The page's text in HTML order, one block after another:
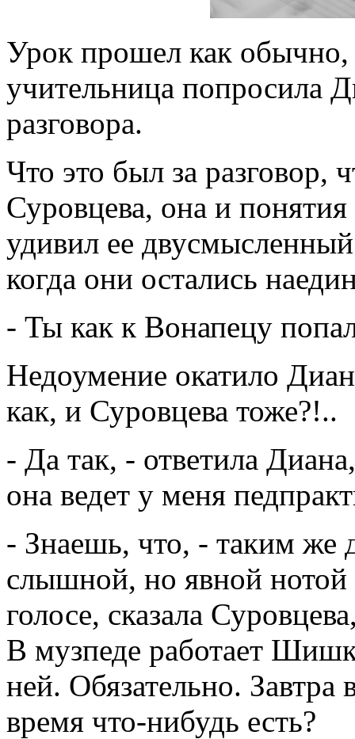
Урок прошел как обычно,
учительница попросила
разговора.
Что это был за разговор,
Суровцева, она и
удивил ее
когда они остались
- Ты как к Вонапецу
Недоумение окатило
как, и Суровцева тоже?!..
- Да так, - ответила
она ведет у меня
- Знаешь, что, - таким же
слышной, но явной нотой
голосе, сказала
В музпеде работает
ней. Обязательно. Завтра
время что-нибудь есть?